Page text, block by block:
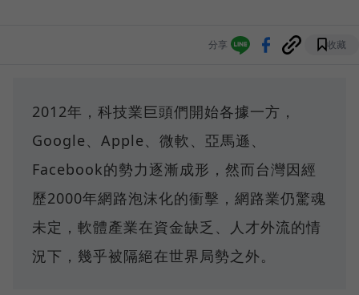
分享 收藏
2012年，科技業巨頭們開始各據一方，
Google、Apple、微軟、亞馬遜、
Facebook的勢力逐漸成形，然而台灣因經
歷2000年網路泡沫化的衝擊，網路業仍驚魂
未定，軟體產業在資金缺乏、人才外流的情
況下，幾乎被隔絕在世界局勢之外。